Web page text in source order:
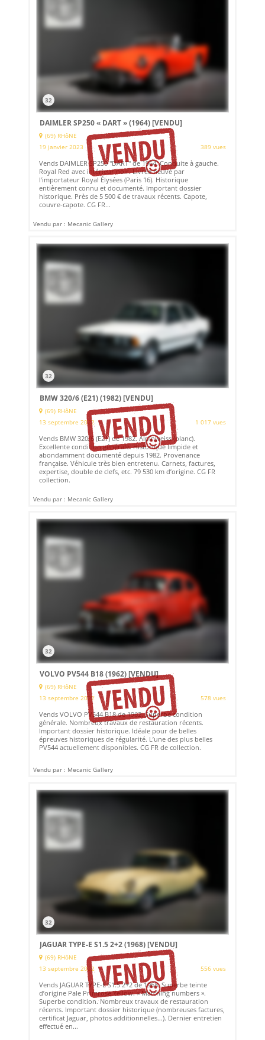
32
DAIMLER SP250 « DART » (1964)[VENDU]
(69) RHôNE
19 janvier 2023
389 vues
Vends DAIMLER SP250 "DART" de 1964. Conduite à gauche.
Royal Red avec intérieur noir. Livrée neuve par
l’importateur Royal Élysées (Paris 16). Historique
entièrement connu et documenté. Important dossier
historique. Près de 5 500 € de travaux récents. Capote,
couvre-capote. CG FR...
Vendu par : Mecanic Gallery
32
BMW 320/6 (E21) (1982)[VENDU]
(69) RHôNE
13 septembre 2022
1 017 vues
Vends BMW 320/6 (E21) de 1982. Alpinweiss (blanc).
Excellente condition générale. Historique limpide et
abondamment documenté depuis 1982. Provenance
française. Véhicule très bien entretenu. Carnets, factures,
expertise, double de clefs, etc. 79 530 km d’origine. CG FR
collection.
Vendu par : Mecanic Gallery
32
VOLVO PV544 B18 (1962)[VENDU]
(69) RHôNE
13 septembre 2022
578 vues
Vends VOLVO PV544 B18 de 1962. Superbe condition
générale. Nombreux travaux de restauration récents.
Important dossier historique. Idéale pour de belles
épreuves historiques de régularité. L’une des plus belles
PV544 actuellement disponibles. CG FR de collection.
Vendu par : Mecanic Gallery
32
JAGUAR TYPE-E S1.5 2+2 (1968)[VENDU]
(69) RHôNE
13 septembre 2022
556 vues
Vends JAGUAR TYPE-E S1.5 2+2 de 1968. Superbe teinte
d’origine Pale Primrose Yellow. « Matching numbers ».
Superbe condition. Nombreux travaux de restauration
récents. Important dossier historique (nombreuses factures,
certificat Jaguar, photos additionnelles…). Dernier entretien
effectué en...